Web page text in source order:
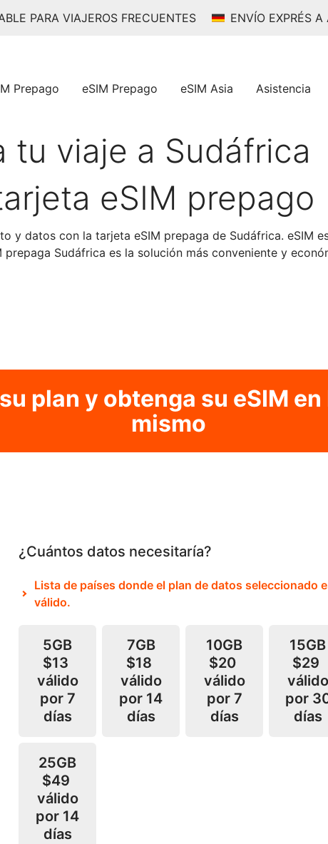
PARA VIAJEROS FRECUENTES ENVÍO EXPRÉS
Prepago eSIM Prepago eSIM Asia Asistencia
tu viaje a Sudáfrica
eSIM prepago
y datos con la tarjeta eSIM prepaga de Sudáfrica. eSIM
Sudáfrica es la solución más conveniente y
plan y obtenga su eSIM
mismo
¿Cuántos datos necesitaría?
Lista de países donde el plan de datos seleccionado
válido.
5GB
$13
válido
por 7
días
7GB
$18
válido
por 14
días
10GB
$20
válido
por 7
días
15GB
$29
válido
por
días
25GB
$49
válido
por 14
días